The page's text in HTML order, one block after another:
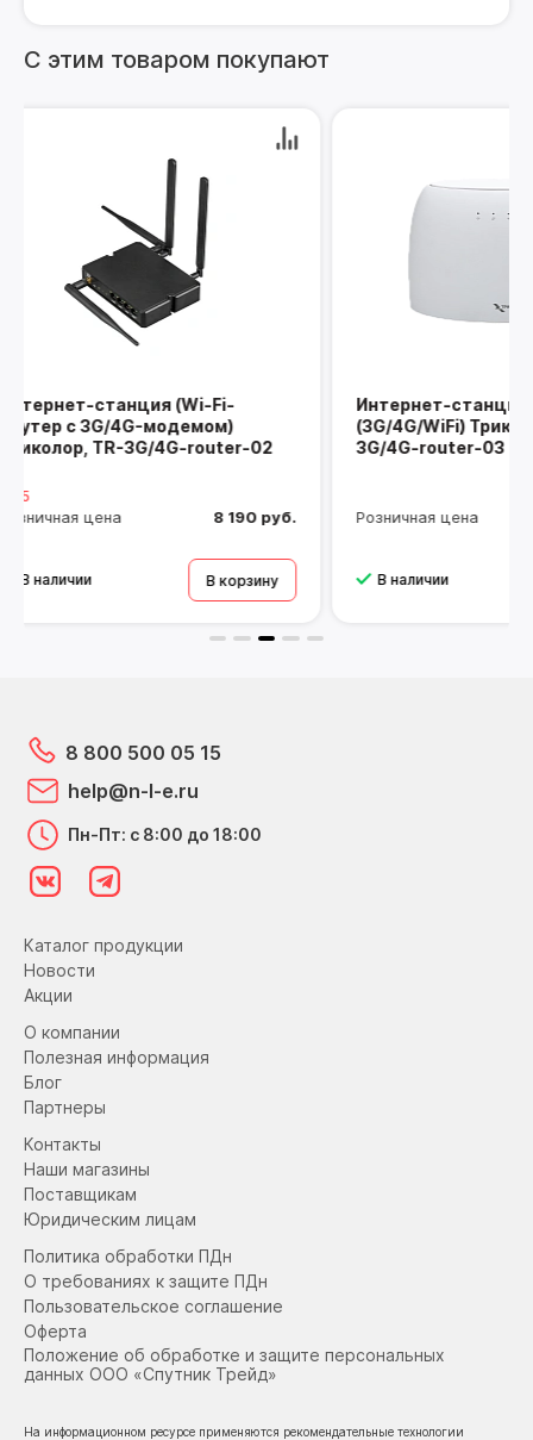
С этим товаром покупают
02
руб.
Интернет-станция LITE
(3G/4G/WiFi) Триколор, TR-
3G/4G-router-03
Розничная цена 3 990 руб.
В корзину
Netis
Каталог продукции
Новости
Акции
О компании
Полезная информация
Блог
Партнеры
Контакты
Наши магазины
Поставщикам
Юридическим лицам
Политика обработки ПДн
О требованиях к защите ПДн
Пользовательское соглашение
Оферта
Положение об обработке и защите персональных
данных ООО «Спутник Трейд»
8 800 500 05 15
help@n-l-e.ru
Пн-Пт: с 8:00 до 18:00
На информационном ресурсе применяются рекомендательные технологии